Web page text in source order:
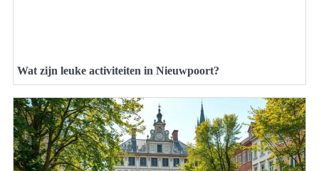
Wat zijn leuke activiteiten in Nieuwpoort?